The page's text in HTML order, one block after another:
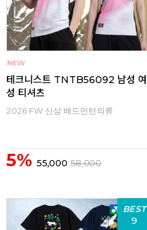
테크니스트 TNTB56092 남성 여
성 티셔츠
2026 FW 신상 배드민턴의류
5% 55,000 58,000
BEST
9